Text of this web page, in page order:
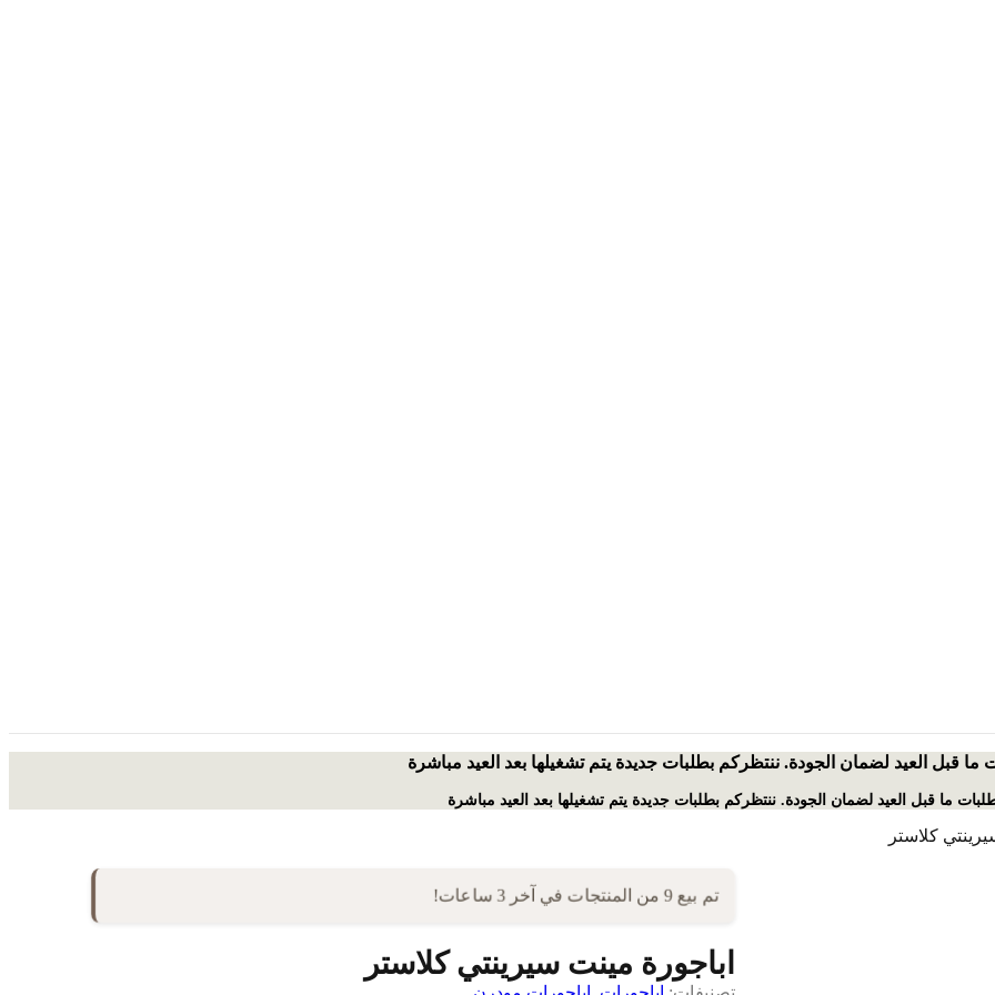
ما قبل العيد لضمان الجودة. ننتظركم بطلبات جديدة يتم تشغيلها بعد العيد مباشرة
بطلبات ما قبل العيد لضمان الجودة. ننتظركم بطلبات جديدة يتم تشغيلها بعد العيد مباشرة
كلاستر
تم بيع 9 من المنتجات في آخر 3 ساعات!
اباجورة مينت سيرينتي كلاستر